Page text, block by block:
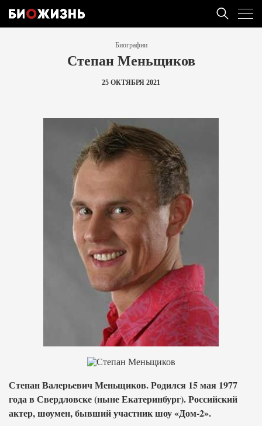
Биографии
Степан Меньщиков
25 ОКТЯБРЯ 2021
Степан Валерьевич Меньщиков. Родился 15 мая 1977
года в Свердловске (ныне Екатеринбург). Российский
актер, шоумен, бывший участник шоу «Дом-2».